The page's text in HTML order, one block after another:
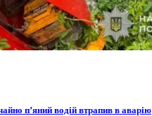
п’яний водій втрапив в аварію